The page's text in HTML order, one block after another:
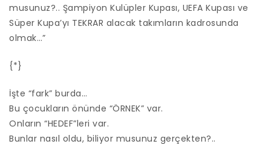
musunuz?.. Şampiyon Kulüpler Kupası, UEFA Kupası ve
Süper Kupa’yı TEKRAR alacak takımların kadrosunda
olmak…”
{*}
İşte “fark” burda…
Bu çocukların önünde “ÖRNEK” var.
Onların “HEDEF”leri var.
Bunlar nasıl oldu, biliyor musunuz gerçekten?..